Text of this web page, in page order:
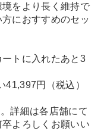
をより長く維持で
におすすめのセッ
トに入れたあと3
円（税込）
詳細は各店舗にて
よろしくお願いい